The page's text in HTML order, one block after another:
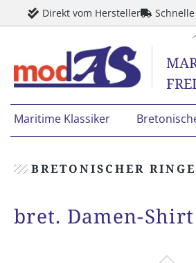
Zur Hauptnavigation springen
Direkt vom Hersteller
Maritime Klassiker
BRETONISCHER
bret. Damen-Shirt